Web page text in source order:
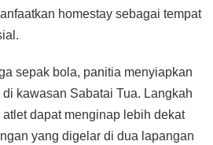
homestay sebagai tempat
sepak bola, panitia menyiapkan
kawasan Sabatai Tua. Langkah
dapat menginap lebih dekat
yang digelar di dua lapangan